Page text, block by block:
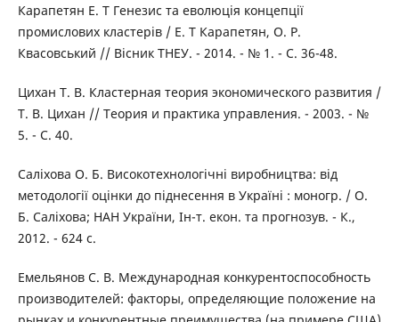
Карапетян Е. Т Генезис та еволюція концепції
промислових кластерів / Е. Т Карапетян, О. Р.
Квасовський // Вісник ТНЕУ. - 2014. - № 1. - С. 36-48.
Цихан Т. В. Кластерная теория экономического развития /
Т. В. Цихан // Теория и практика управления. - 2003. - №
5. - С. 40.
Саліхова О. Б. Високотехнологічні виробництва: від
методології оцінки до піднесення в Україні : моногр. / О.
Б. Саліхова; НАН України, Ін-т. екон. та прогнозув. - К.,
2012. - 624 с.
Емельянов С. В. Международная конкурентоспособность
производителей: факторы, определяющие положение на